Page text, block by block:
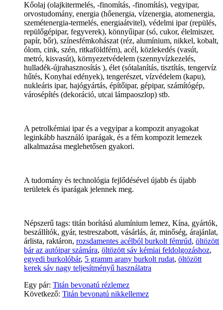
Kőolaj (olajkitermelés, -finomítás, -finomítás), vegyipar,
orvostudomány, energia (hőenergia, vízenergia, atomenergia,
szemétenergia-termelés, energiaátvitel), védelmi ipar (repülés,
repülőgépipar, fegyverek), könnyűipar (só, cukor, élelmiszer,
papír, bőr), színesfémkohászat (réz, alumínium, nikkel, kobalt,
ólom, cink, szén, ritkaföldfém), acél, közlekedés (vasút,
metró, kisvasút), környezetvédelem (szennyvízkezelés,
hulladék-újrahasznosítás ), élet (sótalanítás, tisztítás, tengervíz
hűtés, Konyhai edények), tengerészet, vízvédelem (kapu),
nukleáris ipar, hajógyártás, építőipar, gépipar, számítógép,
városépítés (dekoráció, utcai lámpaoszlop) stb.
A petrolkémiai ipar és a vegyipar a kompozit anyagokat
leginkább használó iparágak, és a fém kompozit lemezek
alkalmazása meglehetősen gyakori.
A tudomány és technológia fejlődésével újabb és újabb
területek és iparágak jelennek meg.
Népszerű tags: titán borítású alumínium lemez, Kína, gyártók,
beszállítók, gyár, testreszabott, vásárlás, ár, minőség, árajánlat,
árlista, raktáron, rozsdamentes acélból burkolt fémrúd, öltözött
bár az autóipar számára, öltözött sáv kémiai feldolgozáshoz,
egyedi burkolóbár, 5 gramm arany burkolt rudat, öltözött
kerek sáv nagy teljesítményű használatra
Egy pár: Titán bevonatú rézlemez
Következő: Titán bevonatú nikkellemez